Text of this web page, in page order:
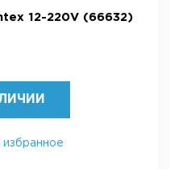
12-220V (66632)
избранное